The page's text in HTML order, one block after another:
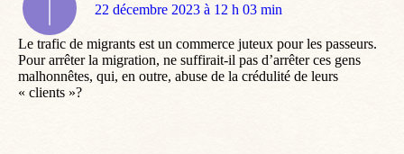
dit
22 décembre 2023 à 12 h 03 min
Le trafic de migrants est un commerce juteux pour les passeurs.
Pour arrêter la migration, ne suffirait-il pas d’arrêter ces gens
malhonnêtes, qui, en outre, abuse de la crédulité de leurs
« clients »?